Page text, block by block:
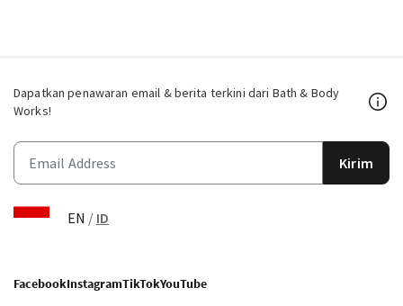
Dapatkan penawaran email & berita terkini dari Bath & Body
Works!
Kirim
EN / ID
FacebookInstagramTikTokYouTube